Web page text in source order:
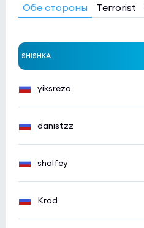
Обе стороны Terrorist
SHISHKA
yiksrezo
danistzz
shalfey
Krad